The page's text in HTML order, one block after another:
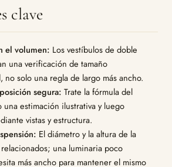
clave
el volumen: Los vestíbulos de doble
una verificación de tamaño
no solo una regla de largo más ancho.
segura: Trate la fórmula del
una estimación ilustrativa y luego
vistas y estructura.
El diámetro y la altura de la
relacionados; una luminaria poco
más ancho para mantener el mismo